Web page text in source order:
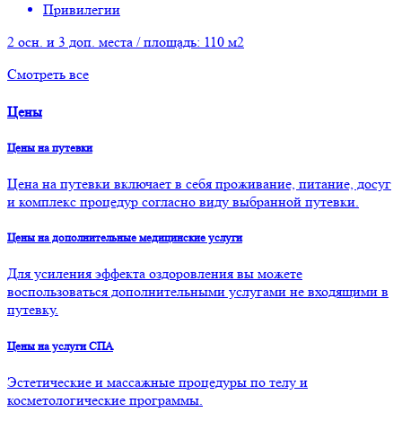
Привилегии
2 осн. и 3 доп. места / площадь: 110 м2
Смотреть все
Цены
Цены на путевки
Цена на путевки включает в себя проживание, питание, досуг
и комплекс процедур согласно виду выбранной путевки.
Цены на дополнительные медицинские услуги
Для усиления эффекта оздоровления вы можете
воспользоваться дополнительными услугами не входящими в
путевку.
Цены на услуги СПА
Эстетические и массажные процедуры по телу и
косметологические программы.